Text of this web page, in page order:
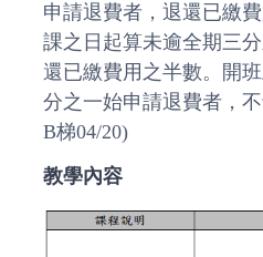
申請退費者，退還已繳
課之日起算未逾全期三
還已繳費用之半數。開
分之一始申請退費者，
B梯04/20)
教學內容